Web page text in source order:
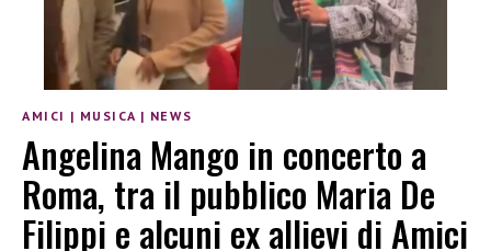
AMICI | MUSICA | NEWS
Angelina Mango in concerto a
Roma, tra il pubblico Maria De
Filippi e alcuni ex allievi di Amici